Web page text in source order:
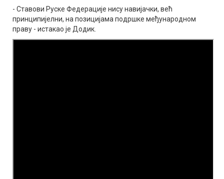
- Ставови Руске Федерације нису навијачки, већ
принципијелни, на позицијама подршке међународном
праву - истакао је Додик.